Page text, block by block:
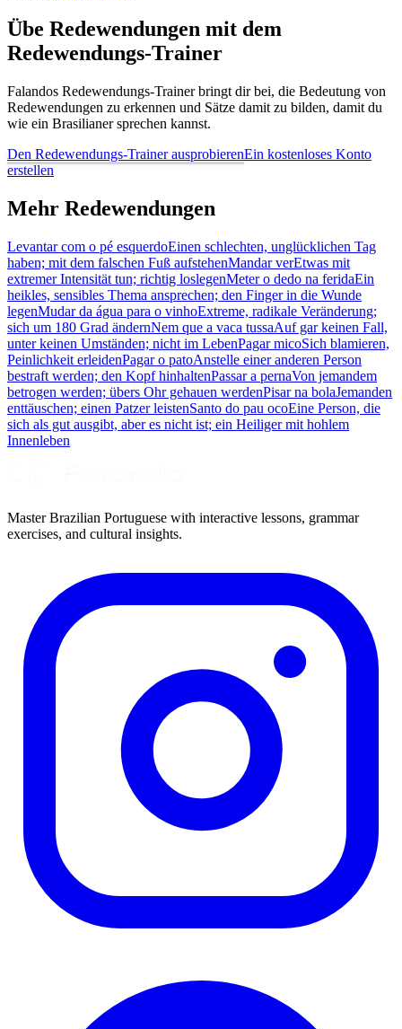
Übe Redewendungen mit dem
Redewendungs-Trainer
Falandos Redewendungs-Trainer bringt dir bei, die Bedeutung von
Redewendungen zu erkennen und Sätze damit zu bilden, damit du
wie ein Brasilianer sprechen kannst.
Den Redewendungs-Trainer ausprobierenEin kostenloses Konto
erstellen
Mehr Redewendungen
Levantar com o pé esquerdoEinen schlechten, unglücklichen Tag
haben; mit dem falschen Fuß aufstehenMandar verEtwas mit
extremer Intensität tun; richtig loslegenMeter o dedo na feridaEin
heikles, sensibles Thema ansprechen; den Finger in die Wunde
legenMudar da água para o vinhoExtreme, radikale Veränderung;
sich um 180 Grad ändernNem que a vaca tussaAuf gar keinen Fall,
unter keinen Umständen; nicht im LebenPagar micoSich blamieren,
Peinlichkeit erleidenPagar o patoAnstelle einer anderen Person
bestraft werden; den Kopf hinhaltenPassar a pernaVon jemandem
betrogen werden; übers Ohr gehauen werdenPisar na bolaJemanden
enttäuschen; einen Patzer leistenSanto do pau ocoEine Person, die
sich als gut ausgibt, aber es nicht ist; ein Heiliger mit hohlem
Innenleben
Master Brazilian Portuguese with interactive lessons, grammar
exercises, and cultural insights.